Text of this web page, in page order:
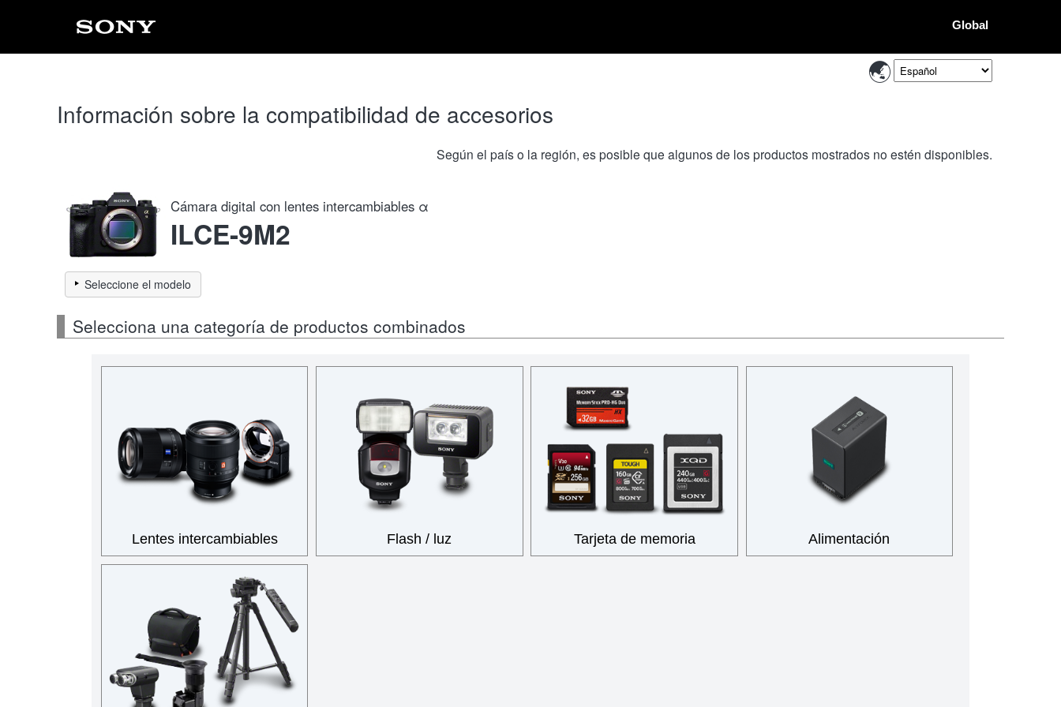
Global
Información sobre la compatibilidad de accesorios
Según el país o la región, es posible que algunos de los productos mostrados no estén disponibles.
Cámara digital con lentes intercambiables α
ILCE-9M2
Seleccione el modelo
Selecciona una categoría de productos combinados
Lentes intercambiables Flash / luz Tarjeta de memoria Alimentación